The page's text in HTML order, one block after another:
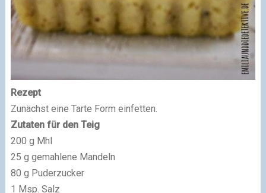
Rezept
Zunächst eine Tarte Form einfetten.
Zutaten für den Teig
200 g Mhl
25 g gemahlene Mandeln
80 g Puderzucker
1 Msp. Salz